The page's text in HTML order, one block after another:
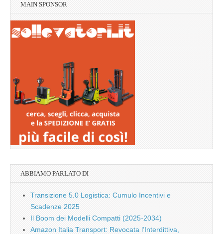
MAIN SPONSOR
ABBIAMO PARLATO DI
Transizione 5.0 Logistica: Cumulo Incentivi e
Scadenze 2025
Il Boom dei Modelli Compatti (2025-2034)
Amazon Italia Transport: Revocata l’Interdittiva,